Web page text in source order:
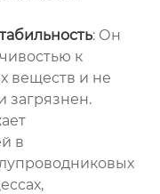
: Он
к
веществ и не
загрязнен.
в